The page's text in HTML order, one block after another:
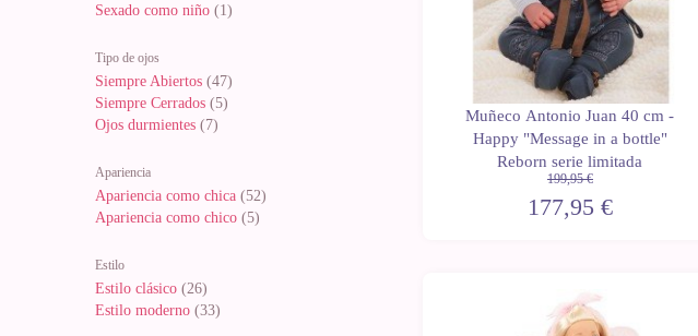
Sexado como niño (1)
Tipo de ojos
Siempre Abiertos (47)
Siempre Cerrados (5)
Ojos durmientes (7)
Apariencia
Apariencia como chica (52)
Apariencia como chico (5)
Estilo
Estilo clásico (26)
Estilo moderno (33)
Muñeco Antonio Juan 40 cm -
Happy "Message in a bottle"
Reborn serie limitada
199,95 €
177,95 €